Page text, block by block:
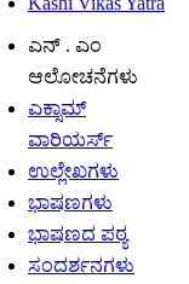
ಎನ್ . ಎಂ
ಆಲೋಚನೆಗಳು
ಎಕ್ಸಾಮ್
ವಾರಿಯರ್ಸ್
ಉಲ್ಲೇಖಗಳು
ಭಾಷಣಗಳು
ಭಾಷಣದ ಪಠ್ಯ
ಸಂದರ್ಶನಗಳು